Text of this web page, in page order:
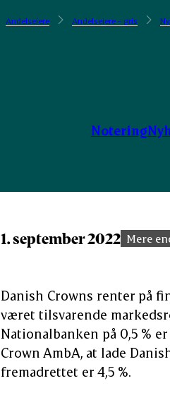
Andelsejere Andelsejere - gris
Notering
1. september 2022 Mere
Danish Crowns renter på
været tilsvarende
Nationalbanken på 0,5 %
Crown AmbA, at lade
fremadrettet er 4,5 %.